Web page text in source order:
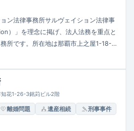
ン法律事務所サルヴェイション法律事
）」を理念に掲げ、法人法務を重点と
所です。所在地は那覇市上之屋1-18-15
〜18:00受付。個人向け案件は紹介
サービスを紹介不要で対応。顧問契約
外対応や緊急対応などの特典あり。セ
ています。
花1-26-3銘苅ビル2階
離婚問題 遺産相続
刑事事件